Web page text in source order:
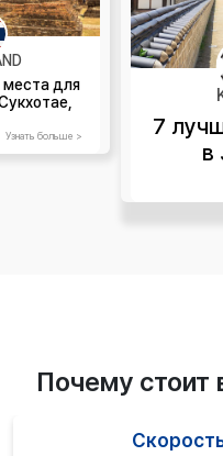
для
Узнать больше >
7
в
Почему стоит